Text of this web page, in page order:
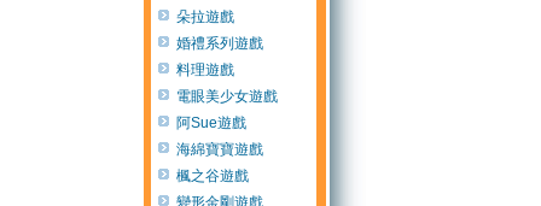
朵拉遊戲
婚禮系列遊戲
料理遊戲
電眼美少女遊戲
阿Sue遊戲
海綿寶寶遊戲
楓之谷遊戲
變形金剛遊戲